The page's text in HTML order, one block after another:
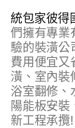
統包家彼得
們擁有專業
驗的裝潢公
費用便宜又
潢、室內裝
浴室翻修、
陽能板安裝
新工程承攬!